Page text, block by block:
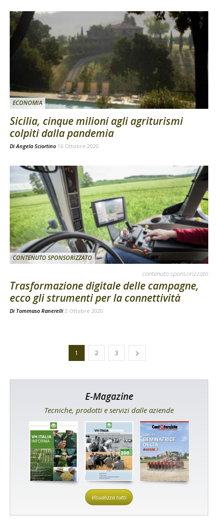
ECONOMIA
Sicilia, cinque milioni agli agriturismi
colpiti dalla pandemia
DiAngela Sciortino 16 Ottobre 2020
CONTENUTO SPONSORIZZATO
contenuto sponsorizzato
Trasformazione digitale delle campagne,
ecco gli strumenti per la connettività
Di Tommaso Ranerelli 2 Ottobre 2020
1 2 3
E-Magazine
Tecniche, prodotti e servizi dalle aziende
Visualizza tutti